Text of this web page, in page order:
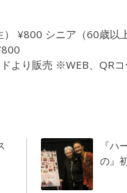
¥800 シニア（60歳以
より販売 ※WEB、QR
『ハ
の』